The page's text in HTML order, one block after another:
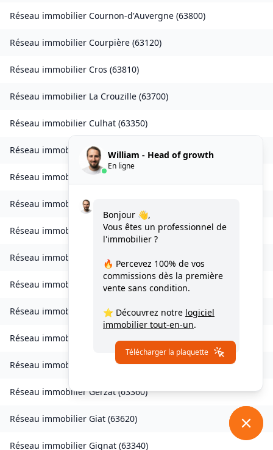
Réseau immobilier Cournon-d'Auvergne (63800)
Réseau immobilier Courpière (63120)
Réseau immobilier Cros (63810)
Réseau immobilier La Crouzille (63700)
Réseau immobilier Culhat (63350)
Réseau immobilierDurmignat 63700
Réseau immobilier Échandelys
Réseau immobilierÉgliseneuve-des-Liards
Réseau immobilier Églisolles(63840 )
Réseau immobilier Escoutoux
Réseau immobilier Espinasse(63390)
Réseau immobilier Espirat(63160)
Réseau immobilier Fayet-Ronaye(63630)
Réseau immobilier Aulhat-Flat(63500)
Réseau immobilierGerzat(63360)
Réseau immobilier Giat (63620)
Réseau immobilier Gignat (63340)
William - Head of growth
En ligne
Bonjour 👋,
Vous êtes un professionnel de
l'immobilier ?
🔥 Percevez 100% de vos
commissions dès la première
vente sans condition.
⭐ Découvrez notre logiciel
immobilier tout-en-un.
Télécharger la plaquette